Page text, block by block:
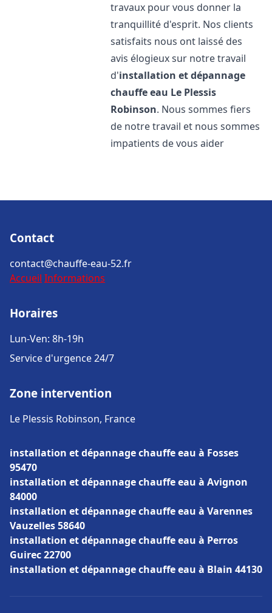
travaux pour vous donner la
tranquillité d'esprit. Nos clients
satisfaits nous ont laissé des
avis élogieux sur notre travail
d'installation et dépannage
chauffe eau Le Plessis
Robinson. Nous sommes fiers
de notre travail et nous sommes
impatients de vous aider
Contact
contact@chauffe-eau-52.fr
Accueil Informations
Horaires
Lun-Ven: 8h-19h
Service d'urgence 24/7
Zone intervention
Le Plessis Robinson, France
installation et dépannage chauffe eau à Fosses
95470
installation et dépannage chauffe eau à Avignon
84000
installation et dépannage chauffe eau à Varennes
Vauzelles 58640
installation et dépannage chauffe eau à Perros
Guirec 22700
installation et dépannage chauffe eau à Blain 44130